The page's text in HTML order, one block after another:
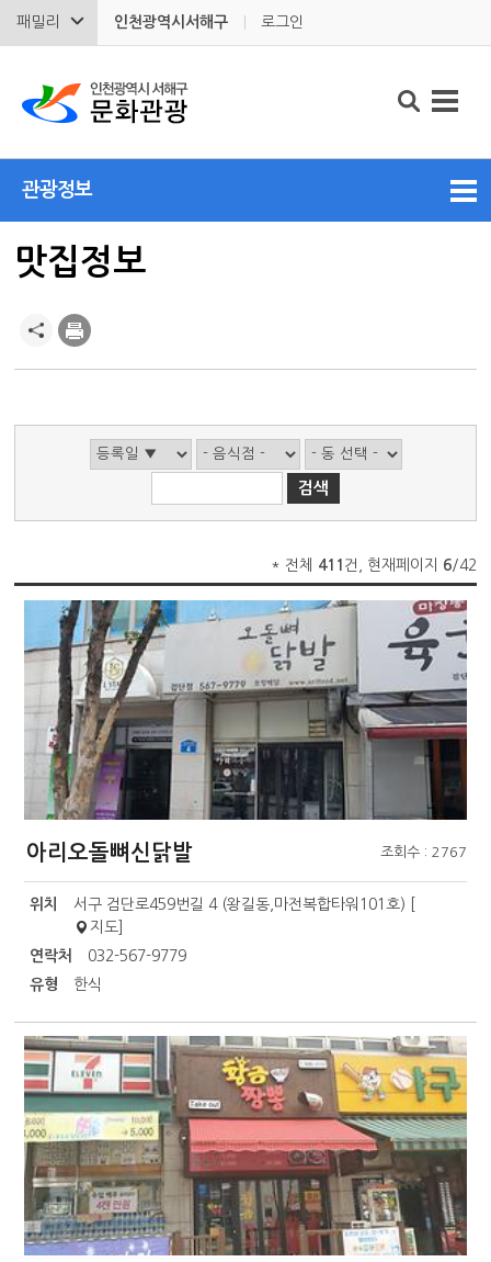
패밀리 인천광역시서해구 로그인
관광정보
맛집정보
* 전체 411 건, 현재페이지 6/42
아리오돌뼈신닭발 조회수 : 2767
위치
서구 검단로459번길 4 (왕길동,마전복합타워101호) [
지도]
연락처
032-567-9779
유형
한식